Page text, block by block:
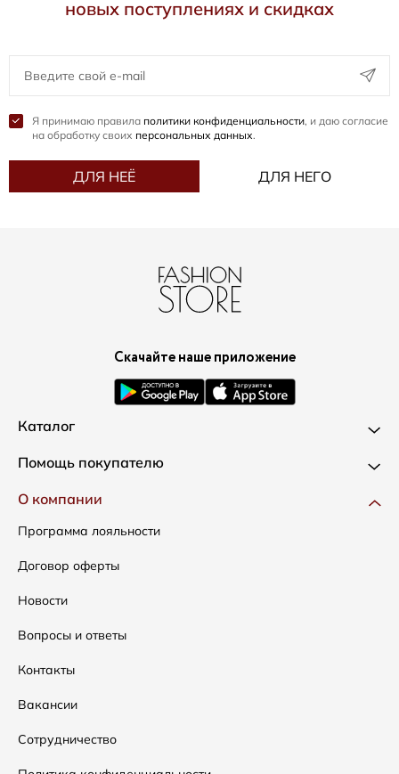
новых поступлениях и скидках
Я принимаю правила политики конфиденциальности, и даю согласие
на обработку своих персональных данных.
ДЛЯ НЕЁ ДЛЯ НЕГО
Скачайте наше приложение
Каталог
Новинки
Одежда
Сумки
Аксессуары
Распродажа
Подарочные сертификаты
Помощь покупателю
Доставка и оплата
Как оформить заказ
Условия возвратов
Таблица размеров
Уход за одеждой
О компании
Программа лояльности
Договор оферты
Новости
Вопросы и ответы
Контакты
Вакансии
Сотрудничество